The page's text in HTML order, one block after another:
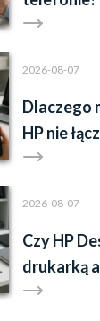
2026-08-07
Dlaczego
HP nie
siecią Wi-
2026-08-07
Czy HP
drukarką